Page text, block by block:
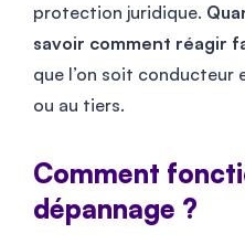
protection juridique.
savoir comment réagir
que l’on soit conducteur
ou au tiers.
Comment
dépannage ?